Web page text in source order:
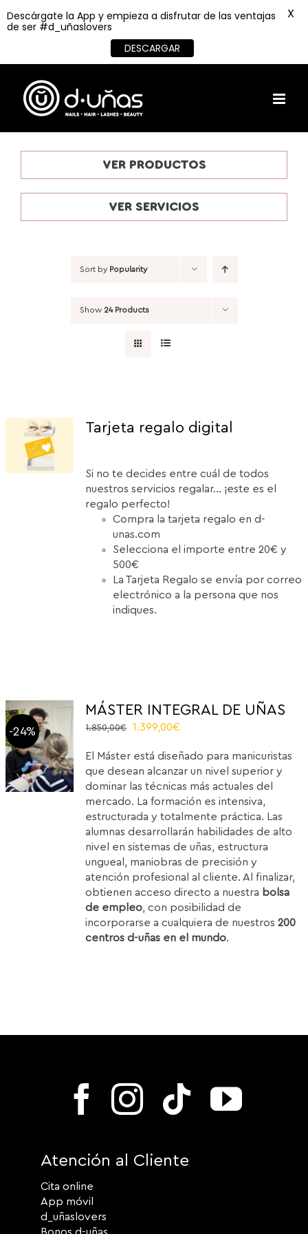
content
VER PRODUCTOS
VER SERVICIOS
Sort by Popularity
Show 24 Products
Tarjeta regalo digital
Si no te decides entre cuál de todos
nuestros servicios regalar... ¡este es el
regalo perfecto!
Compra la tarjeta regalo en d-
unas.com
Selecciona el importe entre 20€ y
500€
La Tarjeta Regalo se envía por correo
electrónico a la persona que nos
indiques.
-24%
MÁSTER INTEGRAL DE UÑAS
1.850,00€
Original
was:
1.850,00€.
1.399,00€
is:
1.399,00€.
El Máster está diseñado para manicuristas
que desean alcanzar un nivel superior y
dominar las técnicas más actuales del
mercado. La formación es intensiva,
estructurada y totalmente práctica. Las
alumnas desarrollarán habilidades de alto
nivel en sistemas de uñas, estructura
ungueal, maniobras de precisión y
atención profesional al cliente. Al finalizar,
obtienen acceso directo a nuestra bolsa
de empleo, con posibilidad de
incorporarse a cualquiera de nuestros200
centros d-uñas en el mundo.
Atención al Cliente
Cita online
App móvil
d_uñaslovers
Descárgate la App y empieza a disfrutar de las ventajas
de ser #d_uñaslovers
DESCARGAR
X